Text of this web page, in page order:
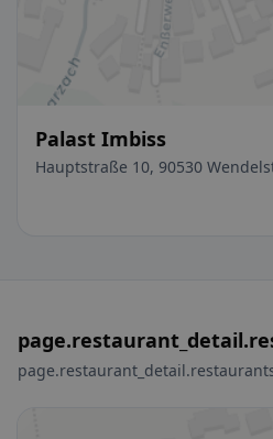
Palast Imbiss
Hauptstraße 10, 90530